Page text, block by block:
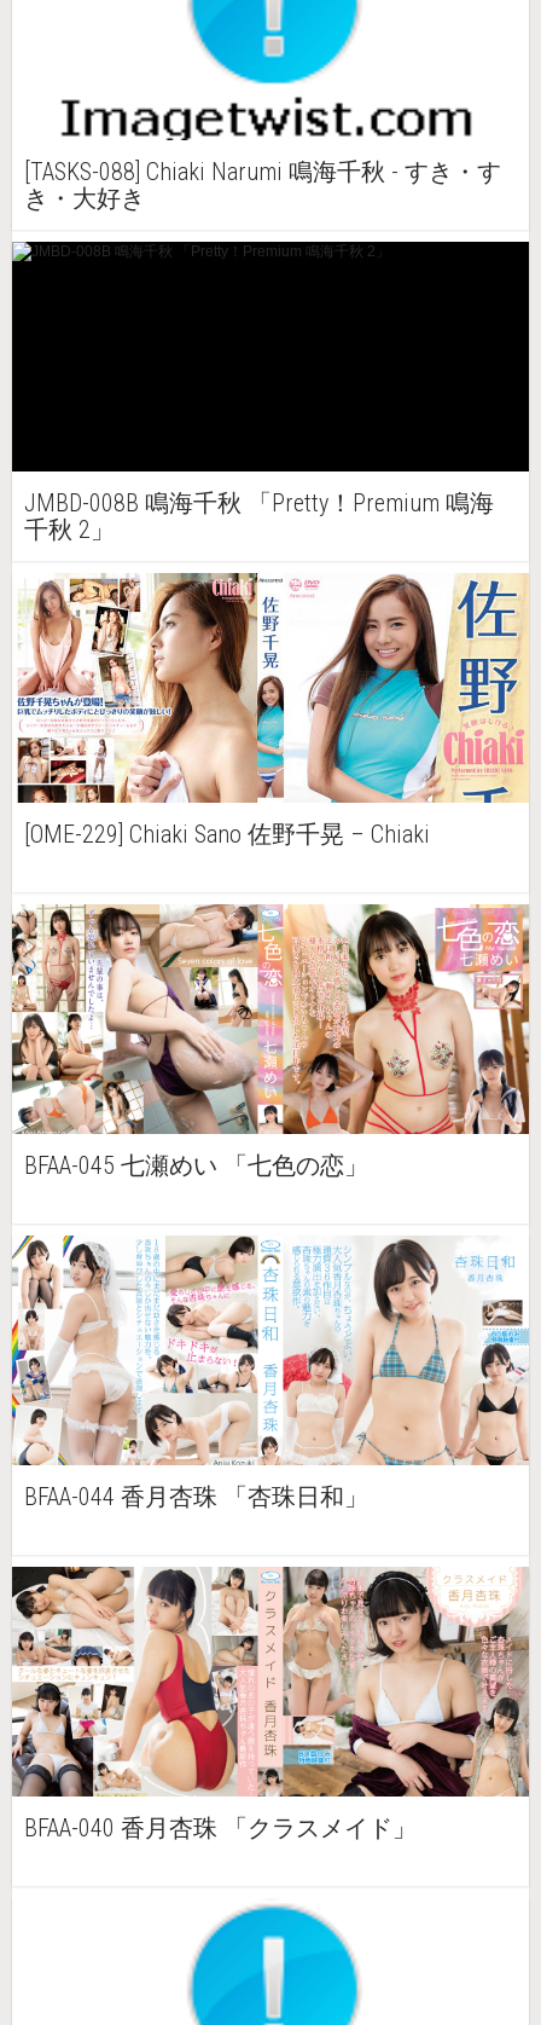
[TASKS-088] Chiaki Narumi 鳴海千秋 - すき・す
き・大好き
JMBD-008B 鳴海千秋 「Pretty！Premium 鳴海
千秋 2」
[OME-229] Chiaki Sano 佐野千晃 – Chiaki
BFAA-045 七瀬めい 「七色の恋」
BFAA-044 香月杏珠 「杏珠日和」
BFAA-040 香月杏珠 「クラスメイド」